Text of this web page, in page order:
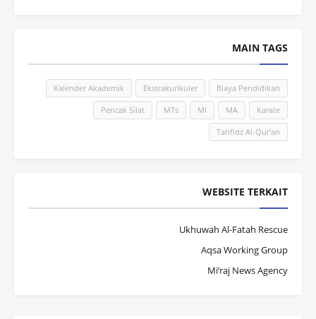
MAIN TAGS
Biaya Pendidikan
Ekstrakurikuler
Kalender Akademik
Karate
MA
MI
MTs
Pencak Silat
Tahfidz Al-Qur'an
WEBSITE TERKAIT
Ukhuwah Al-Fatah Rescue
Aqsa Working Group
Mi’raj News Agency